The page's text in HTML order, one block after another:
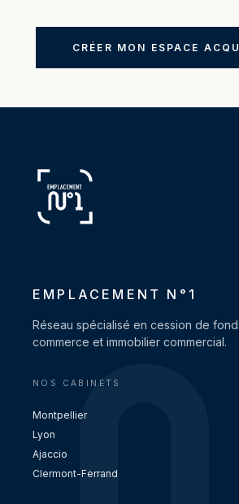
CRÉER MON ESPACE
EMPLACEMENT N°1
Réseau spécialisé en cession de
commerce et immobilier commercial.
NOS CABINETS
Montpellier
Lyon
Ajaccio
Clermont-Ferrand